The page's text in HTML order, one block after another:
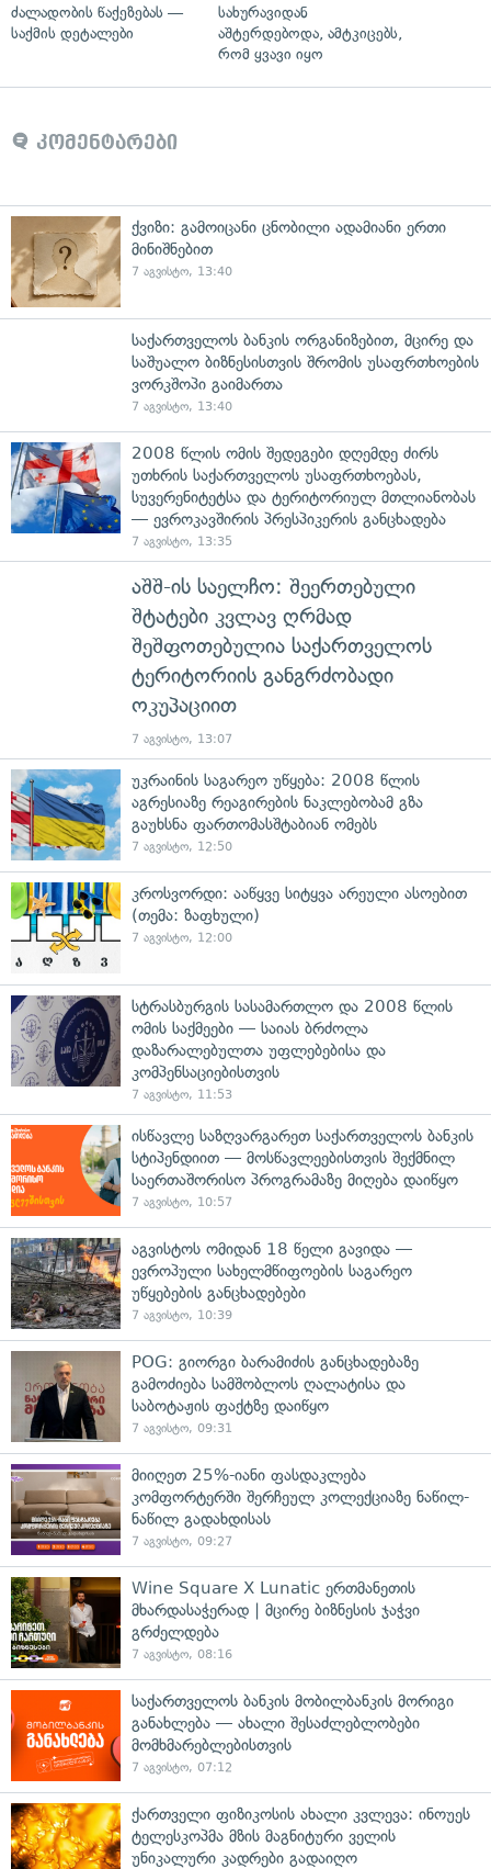
ძალადობის წაქეზებას —
საქმის დეტალები
სახურავიდან
აშტერდებოდა, ამტკიცებს,
რომ ყვავი იყო
კომენტარები
ქვიზი: გამოიცანი ცნობილი ადამიანი ერთი
მინიშნებით
7 აგვისტო, 13:40
საქართველოს ბანკის ორგანიზებით, მცირე და
საშუალო ბიზნესისთვის შრომის უსაფრთხოების
ვორკშოპი გაიმართა
7 აგვისტო, 13:40
2008 წლის ომის შედეგები დღემდე ძირს
უთხრის საქართველოს უსაფრთხოებას,
სუვერენიტეტსა და ტერიტორიულ მთლიანობას
— ევროკავშირის პრესპიკერის განცხადება
7 აგვისტო, 13:35
აშშ-ის საელჩო: შეერთებული
შტატები კვლავ ღრმად
შეშფოთებულია საქართველოს
ტერიტორიის განგრძობადი
ოკუპაციით
7 აგვისტო, 13:07
უკრაინის საგარეო უწყება: 2008 წლის
აგრესიაზე რეაგირების ნაკლებობამ გზა
გაუხსნა ფართომასშტაბიან ომებს
7 აგვისტო, 12:50
კროსვორდი: ააწყვე სიტყვა არეული ასოებით
(თემა: ზაფხული)
7 აგვისტო, 12:00
სტრასბურგის სასამართლო და 2008 წლის
ომის საქმეები — საიას ბრძოლა
დაზარალებულთა უფლებებისა და
კომპენსაციებისთვის
7 აგვისტო, 11:53
ისწავლე საზღვარგარეთ საქართველოს ბანკის
სტიპენდიით — მოსწავლეებისთვის შექმნილ
საერთაშორისო პროგრამაზე მიღება დაიწყო
7 აგვისტო, 10:57
აგვისტოს ომიდან 18 წელი გავიდა —
ევროპული სახელმწიფოების საგარეო
უწყებების განცხადებები
7 აგვისტო, 10:39
POG: გიორგი ბარამიძის განცხადებაზე
გამოძიება სამშობლოს ღალატისა და
საბოტაჟის ფაქტზე დაიწყო
7 აგვისტო, 09:31
მიიღეთ 25%-იანი ფასდაკლება
კომფორტერში შერჩეულ კოლექციაზე ნაწილ-
ნაწილ გადახდისას
7 აგვისტო, 09:27
Wine Square X Lunatic ერთმანეთის
მხარდასაჭერად | მცირე ბიზნესის ჯაჭვი
გრძელდება
7 აგვისტო, 08:16
საქართველოს ბანკის მობილბანკის მორიგი
განახლება — ახალი შესაძლებლობები
მომხმარებლებისთვის
7 აგვისტო, 07:12
ქართველი ფიზიკოსის ახალი კვლევა: ინოუეს
ტელესკოპმა მზის მაგნიტური ველის
უნიკალური კადრები გადაიღო